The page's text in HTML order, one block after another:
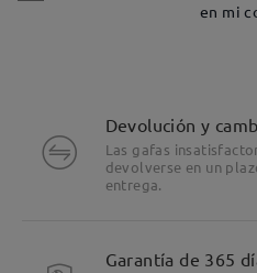
en mi
Devolución y
Las gafas
devolverse en un
entrega.
Garantía de 365